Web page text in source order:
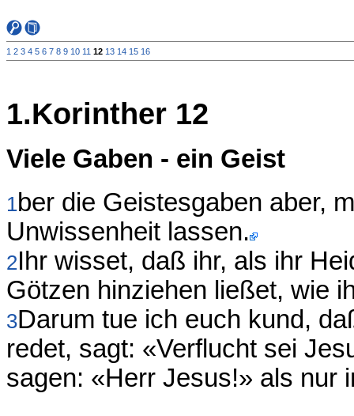
1 2 3 4 5 6 7 8 9 10 11 12 13 14 15 16
1.Korinther 12
Viele Gaben - ein Geist
1ber die Geistesgaben aber,
Unwissenheit lassen.
2Ihr wisset, daß ihr, als ihr
Götzen hinziehen ließet, wie
3Darum tue ich euch kund,
redet, sagt: «Verflucht sei
sagen: «Herr Jesus!» als nur